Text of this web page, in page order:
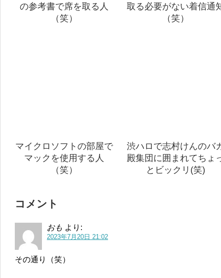
の参考書で席を取る人
（笑）
取る必要がない着信通
（笑）
マイクロソフトの部屋で
マックを使用する人
（笑）
渋ハロで志村けんのバ
殿集団に囲まれてちょ
とビックリ(笑)
コメント
おも より:
2023年7月20日 21:02
その通り（笑）